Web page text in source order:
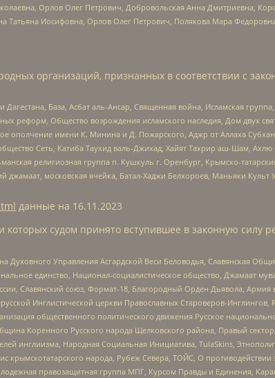
Орлов Олег Петрович, Добровольская Анна Дмитриевна,
Иосифовна, Орлов Олег Петрович, Полякова Мара
организаций, признанных в соответствии с
База, Асбат аль-Ансар, Священная война, Исламская
реформ, Общество возрождения исламского наследия, Дом двух
ополчение имени К. Минина и Д. Пожарского, Аджр от Аллаха
Сеть, Катиба Таухид валь-Джихад, Хайят Тахрир аш-Шам,
религиозная группа п. Кушкуль г. Оренбург, Крымско-
московская ячейка, Батал-Хаджи Белхороев, Маньяки
данные на 16.11.2023
судом принято вступившее в законную силу
Управления Асгардской Веси Беловодья, Славянская
единство, Национал-социалистическое общество, Джамаат
Славянский союз, Формат-18, Благородный Орден Дьявола,
Инглистической церкви Православных Староверов-
общественного политического движения Русское
Коренного Русского народа Щелковского района, Правый
инглиизма, Народная Социальная Инициатива, TulaSkins,
народа, Рубеж Севера, ТОЙС, О противодействии
правозащитная группа МПГ, Курсом Правды и Единения,